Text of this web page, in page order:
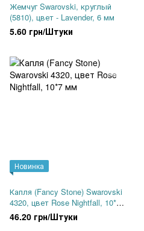
Жемчуг Swarovski, круглый
(5810), цвет - Lavender, 6 мм
5.60 грн/Штуки
Новинка
Капля (Fancy Stone) Swarovski
4320, цвет Rose Nightfall, 10*7
мм
46.20 грн/Штуки